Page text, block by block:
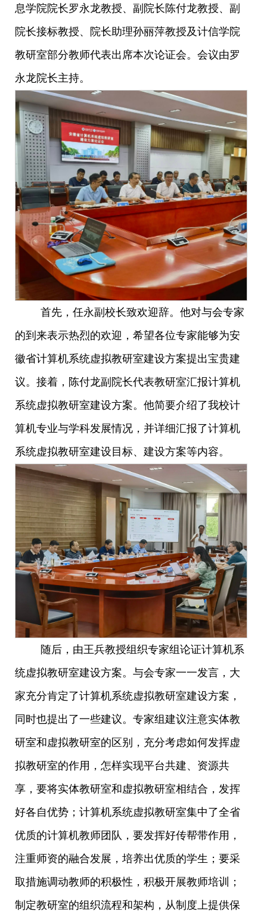
息学院院长罗永龙教授、副院长陈付龙教授、副
院长接标教授、院长助理孙丽萍教授及计信学院
教研室部分教师代表出席本次论证会。会议由罗
永龙院长主持。
首先，任永副校长致欢迎辞。他对与会专家
的到来表示热烈的欢迎，希望各位专家能够为安
徽省计算机系统虚拟教研室建设方案提出宝贵建
议。接着，陈付龙副院长代表教研室汇报计算机
系统虚拟教研室建设方案。他简要介绍了我校计
算机专业与学科发展情况，并详细汇报了计算机
系统虚拟教研室建设目标、建设方案等内容。
随后，由王兵教授组织专家组论证计算机系
统虚拟教研室建设方案。与会专家一一发言，大
家充分肯定了计算机系统虚拟教研室建设方案，
同时也提出了一些建议。专家组建议注意实体教
研室和虚拟教研室的区别，充分考虑如何发挥虚
拟教研室的作用，怎样实现平台共建、资源共
享，要将实体教研室和虚拟教研室相结合，发挥
好各自优势；计算机系统虚拟教研室集中了全省
优质的计算机教师团队，要发挥好传帮带作用，
注重师资的融合发展，培养出优质的学生；要采
取措施调动教师的积极性，积极开展教师培训；
制定教研室的组织流程和架构，从制度上提供保